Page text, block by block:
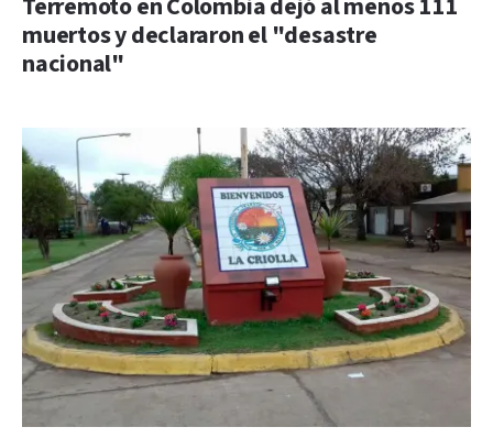
Terremoto en Colombia dejó al menos 111
muertos y declararon el "desastre
nacional"